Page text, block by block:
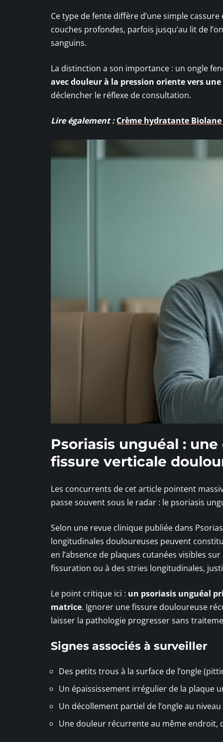
Ce type de fente diffère d’une simple
couches profondes, parfois jusqu’au lit de
sanguins.
La distinction a son importance : un ongle
avec douleur à la pression oriente vers
déclencher le réflexe de consultation.
Lire également : Crème hydratante
Psoriasis unguéal :
fissure verticale
Les concurrents de cet article pointent
passe souvent sous le radar : le psoriasis
Selon une revue clinique publiée dans
longitudinales douloureuses peuvent
en l’absence de plaques cutanées visibles
fissuration ou à des stries longitudinales,
Le point critique ici : un psoriasis unguéal
matrice. Ignorer une fissure douloureuse
laisser la pathologie progresser sans
Signes associés à surveiller
Des petits trous à la surface de l’ongle
Un épaississement irrégulier de la plaque
Un décollement partiel de l’ongle au
Une douleur récurrente au même endroit,